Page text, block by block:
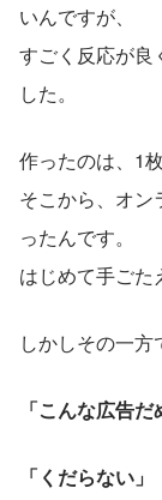
いんですが、
すごく反応が良
した。
作ったのは、1
そこから、オン
ったんです。
はじめて手ごた
しかしその一
「こんな広告だ
「くだらない」